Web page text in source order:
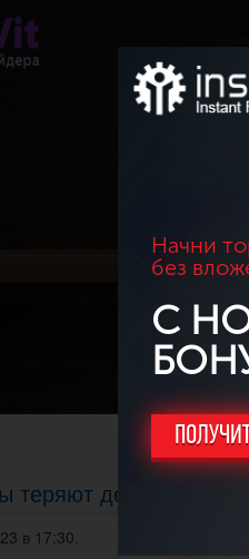
Начни
без
С
деньги?
в 17:30.